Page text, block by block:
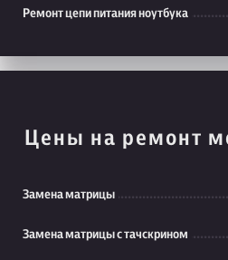
Ремонт цепи питания ноутбука
Цены на ремонт
Замена матрицы
Замена матрицы с тачскрином